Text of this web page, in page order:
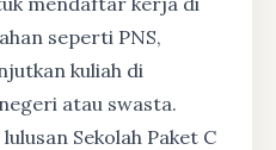
seperti PNS,
kuliah di
atau swasta.
Sekolah Paket C